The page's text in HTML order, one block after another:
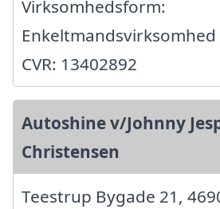
Virksomhedsform:
Enkeltmandsvirksomhed
CVR: 13402892
Autoshine v/Johnny
Christensen
Teestrup Bygade 21,